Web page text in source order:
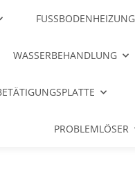
FUSSBODENHEIZUNG
WASSERBEHANDLUNG
PROBLEMLÖSER